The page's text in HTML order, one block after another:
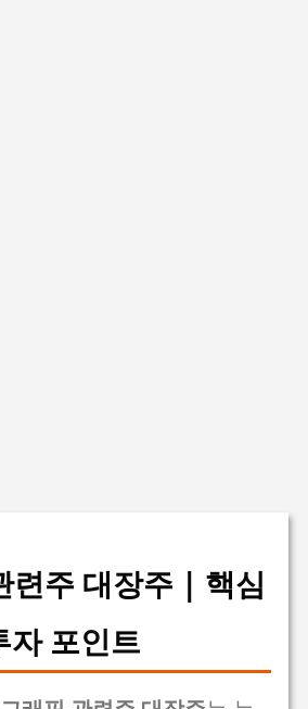
련주 대장주 | 핵심
자 포인트